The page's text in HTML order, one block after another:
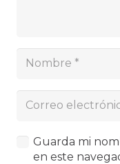
Guarda mi
en este